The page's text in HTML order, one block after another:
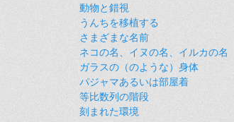
動物と錯視
うんちを移植する
さまざまな名前
ネコの名、イヌの名、イルカの名
ガラスの（のような）身体
パジャマあるいは部屋着
等比数列の階段
刻まれた環境